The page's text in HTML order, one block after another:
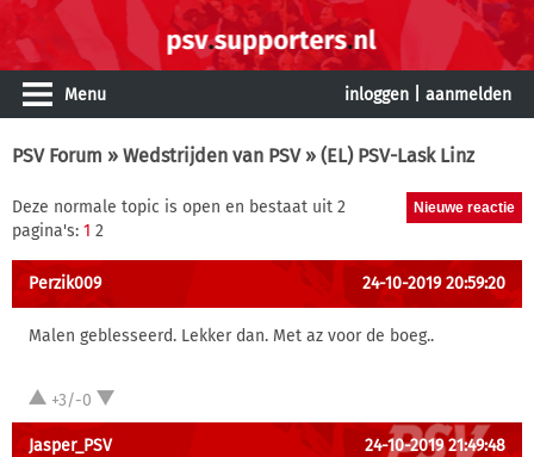
Menu inloggen aanmelden
PSV Forum » Wedstrijden van PSV» (EL) PSV-Lask Linz
Deze normale topic is open en bestaat uit 2
pagina's: 1 2
Perzik009 24-10-2019 20:59:20
Malen geblesseerd. Lekker dan. Met az voor de boeg..
+3/-0
Jasper_PSV 24-10-2019 21:49:48